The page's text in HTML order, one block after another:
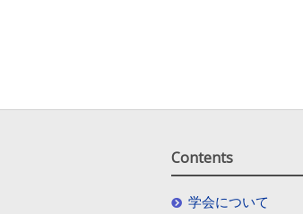
Contents
学会について